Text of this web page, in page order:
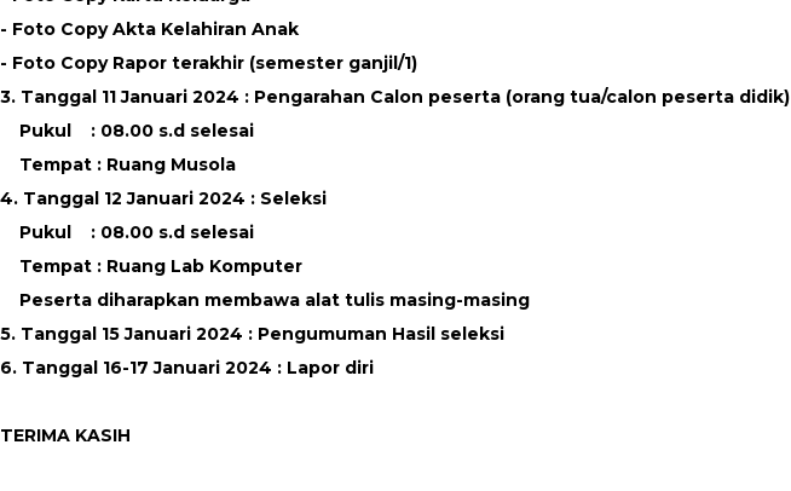
- Foto Copy Akta Kelahiran Anak
- Foto Copy Rapor terakhir (semester ganjil/1)
3. Tanggal 11 Januari 2024 : Pengarahan Calon peserta (orang tua/calon peserta didik)
Pukul : 08.00 s.d selesai
Tempat : Ruang Musola
4. Tanggal 12 Januari 2024 : Seleksi
Pukul : 08.00 s.d selesai
Tempat : Ruang Lab Komputer
Peserta diharapkan membawa alat tulis masing-masing
5. Tanggal 15 Januari 2024 : Pengumuman Hasil seleksi
6. Tanggal 16-17 Januari 2024 : Lapor diri
TERIMA KASIH